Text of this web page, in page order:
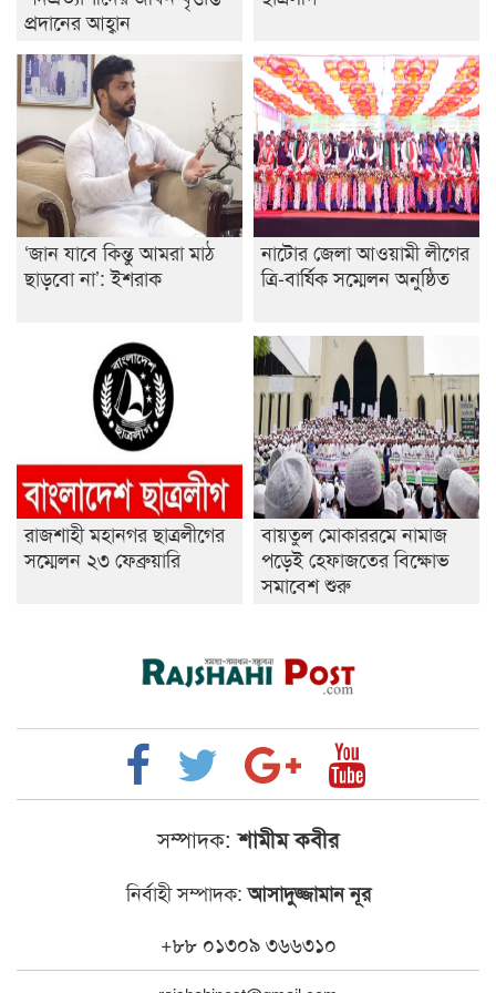
প্রদানের আহ্বান
‘জান যাবে কিন্তু আমরা মাঠ
ছাড়বো না’: ইশরাক
নাটোর জেলা আওয়ামী লীগের
ত্রি-বার্ষিক সম্মেলন অনুষ্ঠিত
রাজশাহী মহানগর ছাত্রলীগের
সম্মেলন ২৩ ফেব্রুয়ারি
বায়তুল মোকাররমে নামাজ
পড়েই হেফাজতের বিক্ষোভ
সমাবেশ শুরু
সম্পাদক: শামীম কবীর
নির্বাহী সম্পাদক:আসাদুজ্জামান নূর
+৮৮ ০১৩০৯ ৩৬৬৩১০